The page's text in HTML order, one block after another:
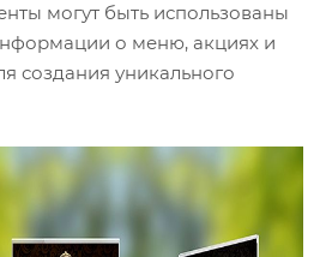
могут быть использованы
о меню, акциях и
создания уникального